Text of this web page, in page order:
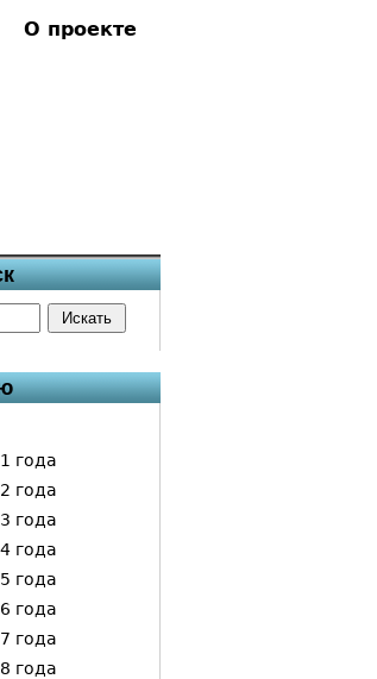
О проекте
года
года
года
года
года
года
года
года